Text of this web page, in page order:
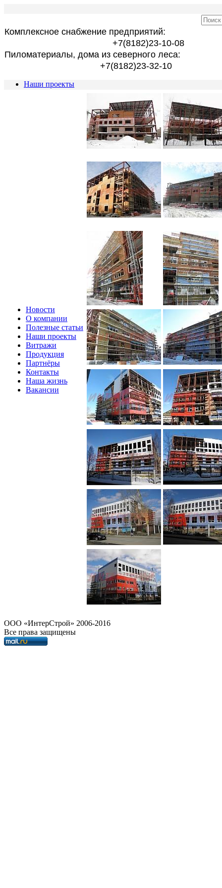
Комплексное снабжение предприятий:
+7(8182)23-10-08
Пиломатериалы, дома из северного леса:
+7(8182)23-32-10
Наши проекты
Новости
О компании
Полезные статьи
Наши проекты
Витражи
Продукция
Партнёры
Контакты
Наша жизнь
Вакансии
OOO «ИнтерСтрой» 2006-2016
Все права защищены